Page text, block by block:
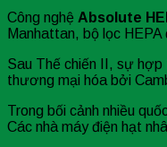
Công nghệ Absolute
Manhattan, bộ lọc
Sau Thế chiến II, sự
thương mại hóa bởi
Trong bối cảnh nhiều
Các nhà máy điện hạt